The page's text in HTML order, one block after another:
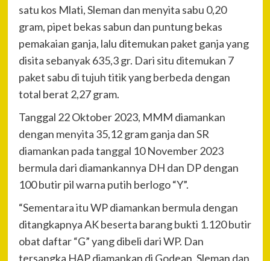
satu kos Mlati, Sleman dan menyita sabu 0,20
gram, pipet bekas sabun dan puntung bekas
pemakaian ganja, lalu ditemukan paket ganja yang
disita sebanyak 635,3 gr. Dari situ ditemukan 7
paket sabu di tujuh titik yang berbeda dengan
total berat 2,27 gram.
Tanggal 22 Oktober 2023, MMM diamankan
dengan menyita 35,12 gram ganja dan SR
diamankan pada tanggal 10 November 2023
bermula dari diamankannya DH dan DP dengan
100 butir pil warna putih berlogo “Y”.
“Sementara itu WP diamankan bermula dengan
ditangkapnya AK beserta barang bukti 1.120 butir
obat daftar “G” yang dibeli dari WP. Dan
tersangka HAP diamankan di Godean, Sleman dan